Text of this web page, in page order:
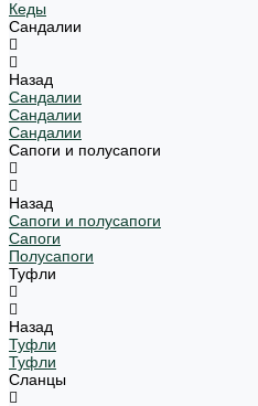
Кеды
Сандалии
Назад
Сандалии
Сандалии
Сандалии
Сапоги и полусапоги
Назад
Сапоги и полусапоги
Сапоги
Полусапоги
Туфли
Назад
Туфли
Туфли
Сланцы